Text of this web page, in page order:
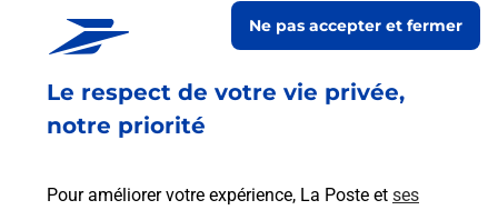
Le respect de votre vie privée,
notre priorité
Pour améliorer votre expérience, La Poste et ses
Ne pas accepter et fermer
En savoir plus
Vous souhaitez envoyer un colis depuis :